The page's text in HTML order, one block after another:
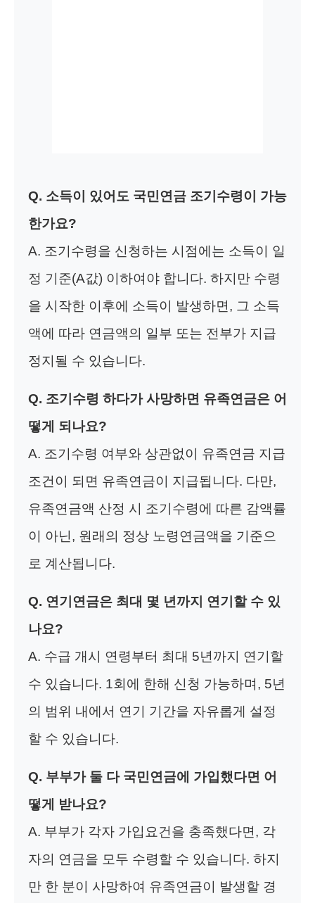
Q. 소득이 있어도 국민연금 조기수령이 가능
한가요?
A. 조기수령을 신청하는 시점에는 소득이 일
정 기준(A값) 이하여야 합니다. 하지만 수령
을 시작한 이후에 소득이 발생하면, 그 소득
액에 따라 연금액의 일부 또는 전부가 지급
정지될 수 있습니다.
Q. 조기수령 하다가 사망하면 유족연금은 어
떻게 되나요?
A. 조기수령 여부와 상관없이 유족연금 지급
조건이 되면 유족연금이 지급됩니다. 다만,
유족연금액 산정 시 조기수령에 따른 감액률
이 아닌, 원래의 정상 노령연금액을 기준으
로 계산됩니다.
Q. 연기연금은 최대 몇 년까지 연기할 수 있
나요?
A. 수급 개시 연령부터 최대 5년까지 연기할
수 있습니다. 1회에 한해 신청 가능하며, 5년
의 범위 내에서 연기 기간을 자유롭게 설정
할 수 있습니다.
Q. 부부가 둘 다 국민연금에 가입했다면 어
떻게 받나요?
A. 부부가 각자 가입요건을 충족했다면, 각
자의 연금을 모두 수령할 수 있습니다. 하지
만 한 분이 사망하여 유족연금이 발생할 경